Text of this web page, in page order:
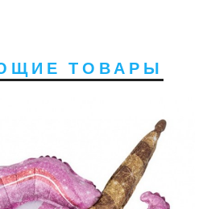
ТОВАРЫ